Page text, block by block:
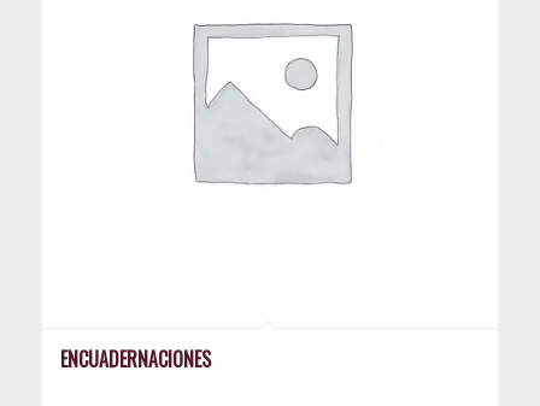
ENCUADERNACIONES